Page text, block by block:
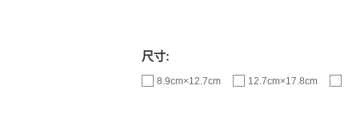
尺寸:
8.9cm×12.7cm 12.7cm×17.8cm